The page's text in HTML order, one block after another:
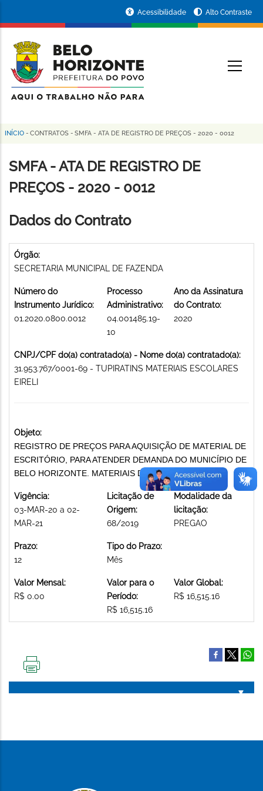
conteúdo
principal
da
Prefeitura
de
Horizonte
Acessibilidade Alto Contraste
Trilha
de
navegação
INÍCIO - CONTRATOS - SMFA - ATA DE REGISTRO DE PREÇOS - 2020 - 0012
SMFA - ATA DE REGISTRO DE
PREÇOS - 2020 - 0012
Dados do Contrato
Órgão:
SECRETARIA MUNICIPAL DE FAZENDA
Número do
Instrumento Jurídico:
01.2020.0800.0012
Processo
Administrativo:
04.001485.19-
10
Ano da Assinatura
do Contrato:
2020
CNPJ/CPF do(a) contratado(a) - Nome do(a) contratado(a):
31.953.767/0001-69 - TUPIRATINS MATERIAIS ESCOLARES
EIRELI
Objeto:
REGISTRO DE PREÇOS PARA AQUISIÇÃO DE MATERIAL DE
ESCRITÓRIO, PARA ATENDER DEMANDA DO MUNICÍPIO DE
BELO HORIZONTE. MATERIAIS DE ESCRITÓRIO
Vigência:
03-MAR-20 a 02-
MAR-21
Licitação de
Origem:
68/2019
Modalidade da
licitação:
PREGAO
Prazo:
12
Tipo do Prazo:
Mês
Valor Mensal:
R$ 0.00
Valor para o
Período:
R$ 16,515.16
Valor Global:
R$ 16,515.16
PÁGINA